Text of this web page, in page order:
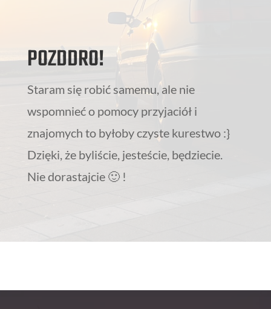
POZDDRO!
Staram się robić samemu, ale nie
wspomnieć o pomocy przyjaciół i
znajomych to byłoby czyste kurestwo :}
Dzięki, że byliście, jesteście, będziecie.
Nie dorastajcie 🙂 !